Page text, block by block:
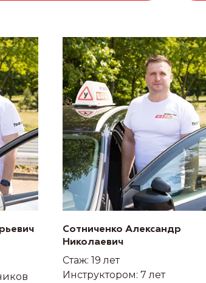
Сотниченко Александр
Николаевич
Стаж: 19 лет
Инструктором: 7 лет